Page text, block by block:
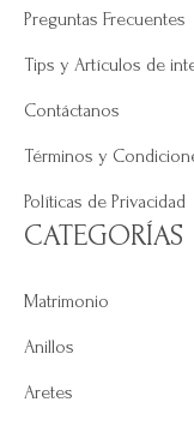
Preguntas Frecuentes
Tips y Artículos de
Contáctanos
Términos y
Políticas de Privacidad
CATEGORÍAS
Matrimonio
Anillos
Aretes